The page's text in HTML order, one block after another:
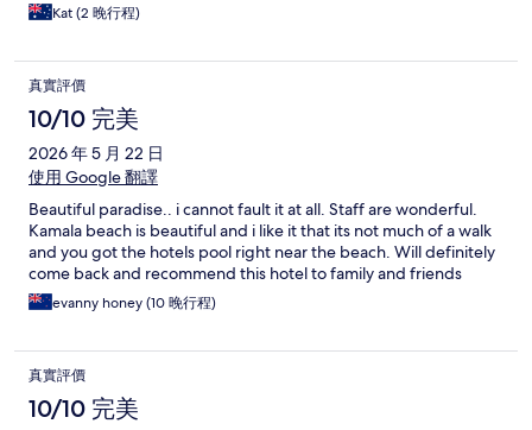
Kat (2 晚行程)
真實評價
10/10 完美
2026 年 5 月 22 日
使用 Google 翻譯
Beautiful paradise.. i cannot fault it at all. Staff are wonderful.
Kamala beach is beautiful and i like it that its not much of a walk
and you got the hotels pool right near the beach. Will definitely
come back and recommend this hotel to family and friends
evanny honey (10 晚行程)
真實評價
10/10 完美